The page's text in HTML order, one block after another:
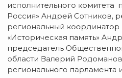
исполнительного комитета
Россия» Андрей Сотников,
региональный координатор
«Историческая память»
председатель
области Валерий
регионального парламента